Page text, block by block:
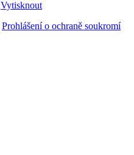
Vytisknout
Prohlášení o ochraně soukromí